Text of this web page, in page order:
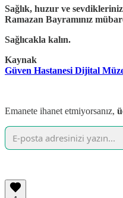
Sağlık, huzur ve
Ramazan Bayramınız
Sağlıcakla kalın.
Kaynak
Güven Hastanesi Dijital
Emanete ihanet etmiyorsanız,